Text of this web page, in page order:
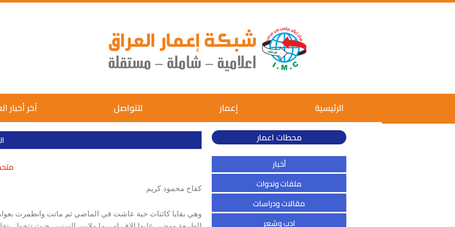
آخر أخبار للتواصل إعمار الرئيسية
كفاح محمود كريم
محطات اعمار
أخبار
ملفات وندوات
مقالات ودراسات
ادب وشعر